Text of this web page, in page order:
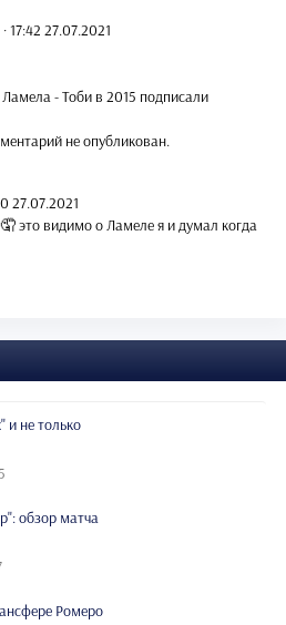
·17:42 27.07.2021
- Тоби в 2015 подписали
не опубликован.
27.07.2021
это видимо о Ламеле я и думал когда
и не только
обзор матча
Ромеро